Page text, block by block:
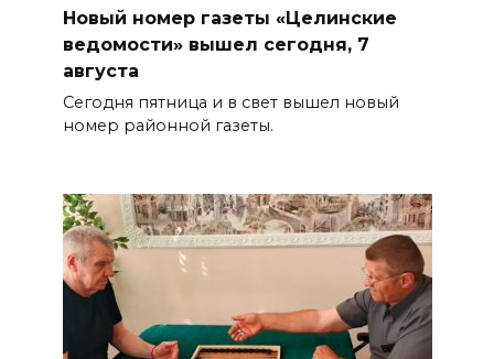
Новый номер газеты «Целинские
ведомости» вышел сегодня, 7
августа
Сегодня пятница и в свет вышел новый
номер районной газеты.